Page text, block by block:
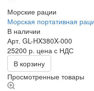
Морские рации
Морская портативная
В наличии
Арт. GL-HX380X-000
25200 р. цена с НДС
В корзину
Просмотренные товары